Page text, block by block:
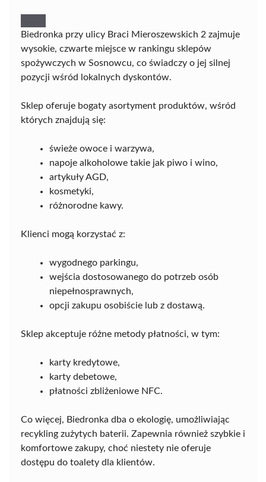
Biedronka przy ulicy Braci Mieroszewskich 2 zajmuje
wysokie, czwarte miejsce w rankingu sklepów
spożywczych w Sosnowcu, co świadczy o jej silnej
pozycji wśród lokalnych dyskontów.
Sklep oferuje bogaty asortyment produktów, wśród
których znajdują się:
świeże owoce i warzywa,
napoje alkoholowe takie jak piwo i wino,
artykuły AGD,
kosmetyki,
różnorodne kawy.
Klienci mogą korzystać z:
wygodnego parkingu,
wejścia dostosowanego do potrzeb osób
niepełnosprawnych,
opcji zakupu osobiście lub z dostawą.
Sklep akceptuje różne metody płatności, w tym:
karty kredytowe,
karty debetowe,
płatności zbliżeniowe NFC.
Co więcej, Biedronka dba o ekologię, umożliwiając
recykling zużytych baterii. Zapewnia również szybkie i
komfortowe zakupy, choć niestety nie oferuje
dostępu do toalety dla klientów.